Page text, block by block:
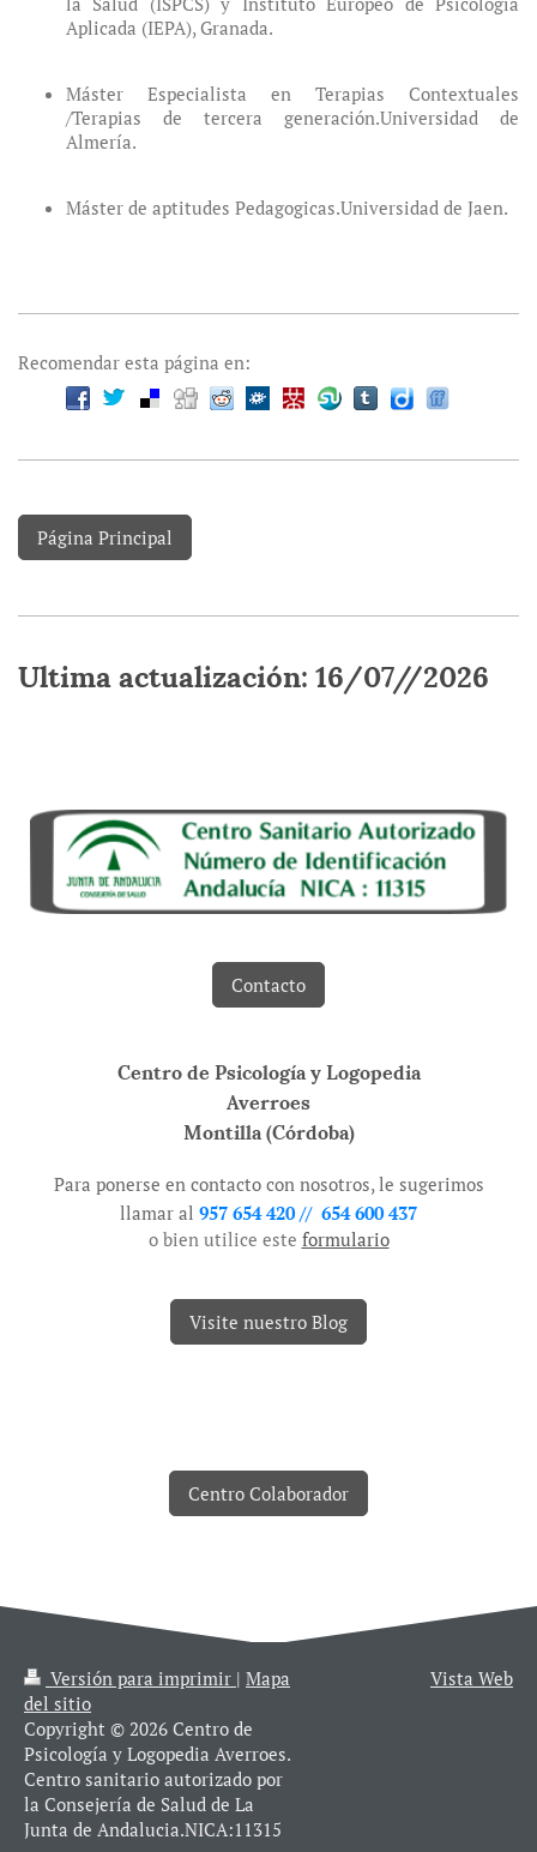
Aplicada (IEPA), Granada.
Máster Especialista en Terapias Contextuales
/Terapias de tercera generación.Universidad de
Almería.
Máster de aptitudes Pedagogicas.Universidad de Jaen.
Recomendar esta página en:
Página Principal
Ultima actualización: 16/07//2026
Contacto
Centro de Psicología y Logopedia
Averroes
Montilla (Córdoba)
Para ponerse en contacto con nosotros, le sugerimos
llamar al 957 654 420 // 654 600 437
o bien utilice este formulario
Visite nuestro Blog
Centro Colaborador
Versión para imprimir | Mapa
del sitio
Copyright © 2026 Centro de
Psicología y Logopedia Averroes.
Centro sanitario autorizado por
la Consejería de Salud de La
Junta de Andalucia.NICA:11315
Vista Web